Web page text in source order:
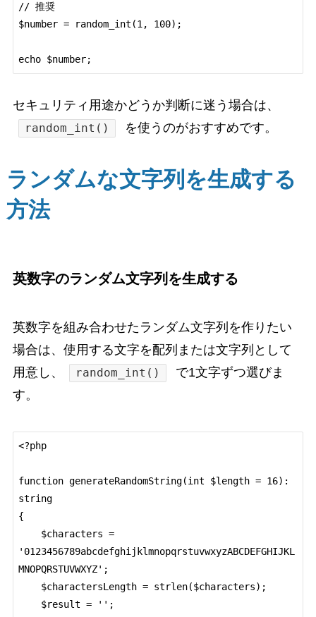
// 推奨
$number = random_int(1, 100);
セキュリティ用途かどうか判断に迷う場合は、
random_int() を使うのがおすすめです。
ランダムな文字列を生成する
方法
英数字のランダム文字列を生成する
英数字を組み合わせたランダム文字列を作りたい
場合は、使用する文字を配列または文字列として
用意し、
random_int()
で1文字ずつ選びま
す。
<?php
function generateRandomString(int $length = 16):
string
{
'0123456789abcdefghijklmnopqrstuvwxyzABCDEFGHIJKL
MNOPQRSTUVWXYZ';